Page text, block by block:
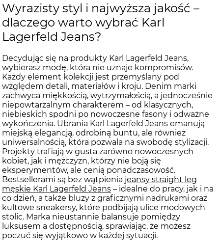
Wyrazisty styl i najwyższa jakość –
dlaczego warto wybrać Karl
Lagerfeld Jeans?
Decydując się na produkty Karl Lagerfeld Jeans,
wybierasz modę, która nie uznaje kompromisów.
Każdy element kolekcji jest przemyślany pod
względem detali, materiałów i kroju. Denim marki
zachwyca miękkością, wytrzymałością, a jednocześnie
niepowtarzalnym charakterem – od klasycznych,
niebieskich spodni po nowoczesne fasony i odważne
wykończenia. Ubrania Karl Lagerfeld Jeans emanują
miejską elegancją, odrobiną buntu, ale również
uniwersalnością, która pozwala na swobodę stylizacji.
Projekty trafiają w gusta zarówno nowoczesnych
kobiet, jak i mężczyzn, którzy nie boją się
eksperymentów, ale cenią ponadczasowość.
Bestsellerami są bez wątpienia jeansy straight leg
męskie Karl Lagerfeld Jeans – idealne do pracy, jak i na
co dzień, a także bluzy z graficznymi nadrukami oraz
kultowe sneakersy, które podbijają ulice modowych
stolic. Marka nieustannie balansuje pomiędzy
luksusem a dostępnością, sprawiając, że możesz
poczuć się wyjątkowo w każdej sytuacji.